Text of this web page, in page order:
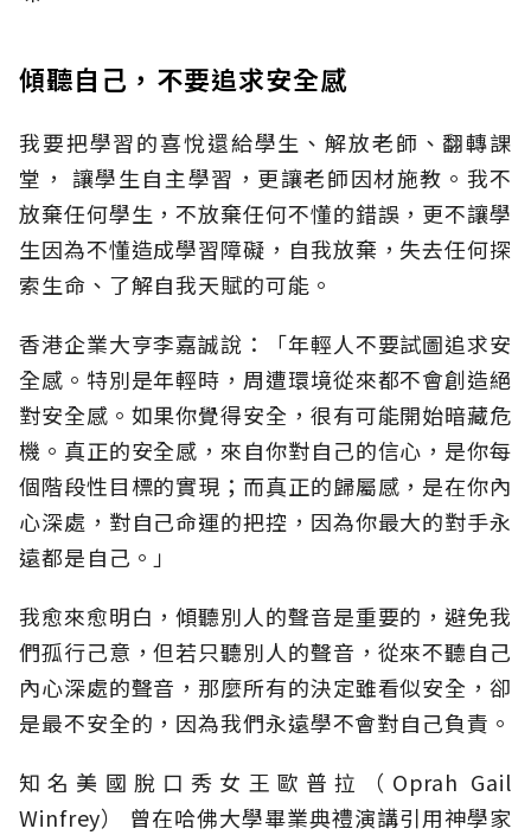
傾聽自己，不要追求安全感
我要把學習的喜悅還給學生、解放老師、翻轉課
堂， 讓學生自主學習，更讓老師因材施教。我不
放棄任何學生，不放棄任何不懂的錯誤，更不讓學
生因為不懂造成學習障礙，自我放棄，失去任何探
索生命、了解自我天賦的可能。
香港企業大亨李嘉誠說：「年輕人不要試圖追求安
全感。特別是年輕時，周遭環境從來都不會創造絕
對安全感。如果你覺得安全，很有可能開始暗藏危
機。真正的安全感，來自你對自己的信心，是你每
個階段性目標的實現；而真正的歸屬感，是在你內
心深處，對自己命運的把控，因為你最大的對手永
遠都是自己。」
我愈來愈明白，傾聽別人的聲音是重要的，避免我
們孤行己意，但若只聽別人的聲音，從來不聽自己
內心深處的聲音，那麼所有的決定雖看似安全，卻
是最不安全的，因為我們永遠學不會對自己負責。
知名美國脫口秀女王歐普拉（Oprah Gail
Winfrey） 曾在哈佛大學畢業典禮演講引用神學家